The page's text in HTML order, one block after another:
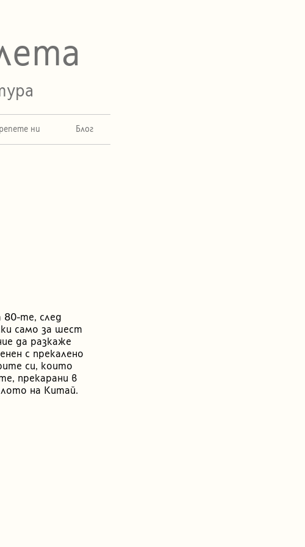
ни Блог
80-те, след
само за шест
да разкаже
с прекалено
си, които
прекарани в
на Китай.